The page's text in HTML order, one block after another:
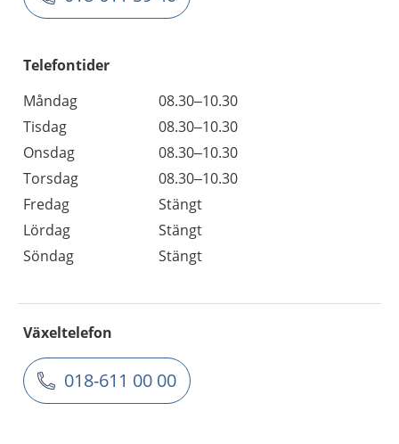
Telefontider
Måndag
08.30–10.30
Tisdag
08.30–10.30
Onsdag
08.30–10.30
Torsdag
08.30–10.30
Fredag
Stängt
Lördag
Stängt
Söndag
Stängt
Växeltelefon
018-611 00 00